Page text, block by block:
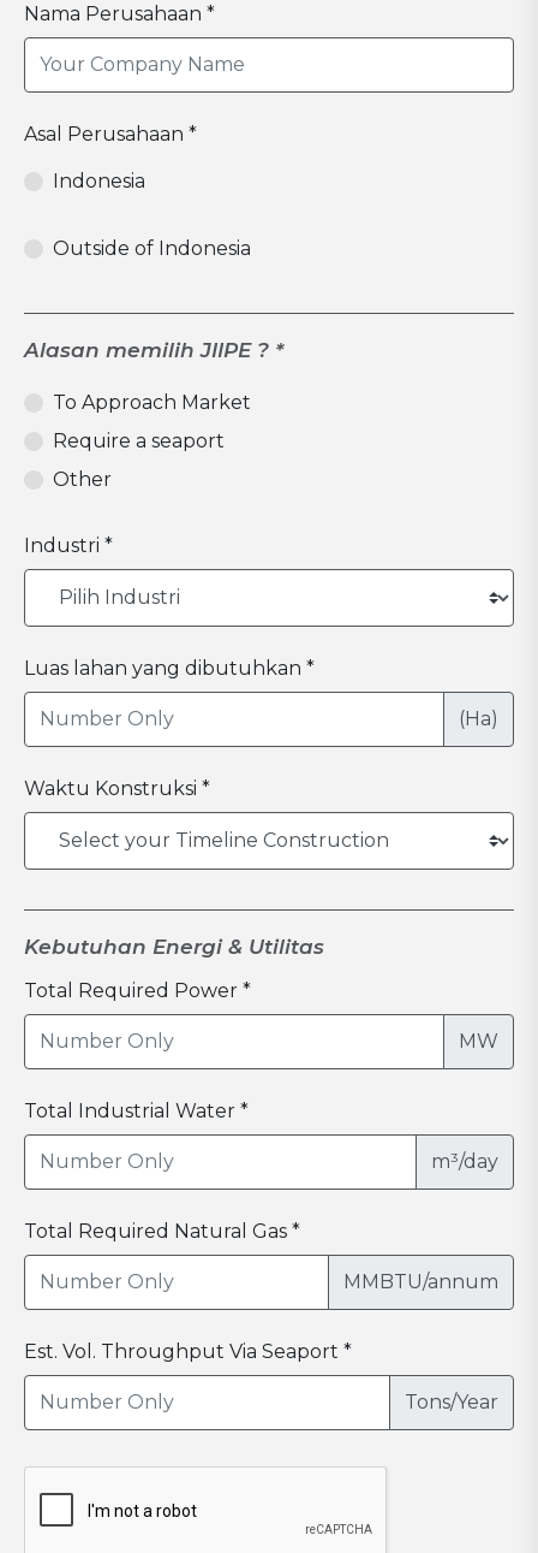
Nama Perusahaan *
Asal Perusahaan *
Indonesia
Outside of Indonesia
Alasan memilih JIIPE ? *
To Approach Market
Require a seaport
Other
Industri *
Luas lahan yang dibutuhkan *
(Ha)
Waktu Konstruksi *
Kebutuhan Energi & Utilitas
Total Required Power *
MW
Total Industrial Water *
m³/day
Total Required Natural Gas *
MMBTU/annum
Est. Vol. Throughput Via Seaport *
Tons/Year